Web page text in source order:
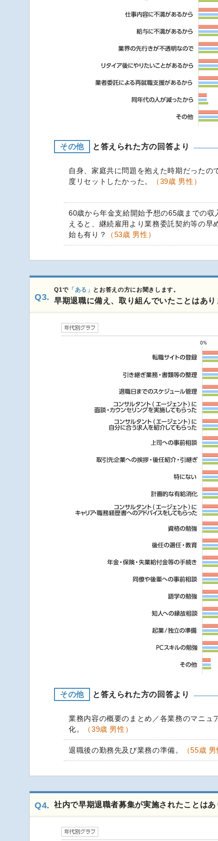
その他 と答えられた方の回答より
自身、家庭共に問題を抱えた時期だったの
度リセットしたかった。
（39歳 男性）
60歳から年金支給開始予想の65歳までの収
えると、継続雇用より業務委託契約等の早
始も有り？
（53歳 男性）
Q3.
Q1で「ある」 とお答えの方にお聞きします。
早期退職に備え、取り組んでいたことはあり
その他 と答えられた方の回答より
業務内容の概要のまとめ／各業務のマニュ
化。
（39歳 男性）
退職後の勤務先及び業務の準備。 （55歳
Q4. 社内で早期退職者募集が実施されたことは